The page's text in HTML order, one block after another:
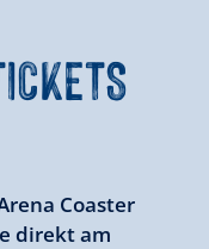
Coaster
direkt am